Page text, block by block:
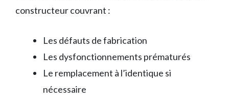
constructeur couvrant :
Les défauts de fabrication
Les dysfonctionnements prématurés
Le remplacement à l’identique si
nécessaire